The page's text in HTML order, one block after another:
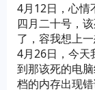
4月12日，心情
四月二十号，
了，容我想上一
4月26日，今天
到那该死的电
档的内存出现